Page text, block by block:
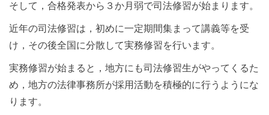
そして，合格発表から３か月弱で司法修習が始まります。
近年の司法修習は，初めに一定期間集まって講義等を受
け，その後全国に分散して実務修習を行います。
実務修習が始まると，地方にも司法修習生がやってくるた
め，地方の法律事務所が採用活動を積極的に行うようにな
ります。